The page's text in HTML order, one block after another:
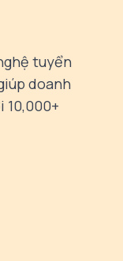
tuyển
doanh
10,000+